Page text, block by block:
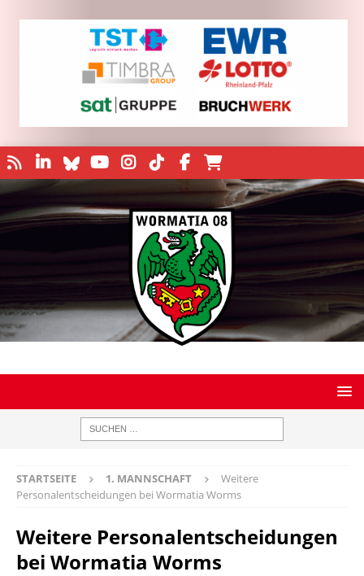
STARTSEITE 1. MANNSCHAFT
Weitere
Personalentscheidungen bei Wormatia Worms
Weitere Personalentscheidungen
bei Wormatia Worms